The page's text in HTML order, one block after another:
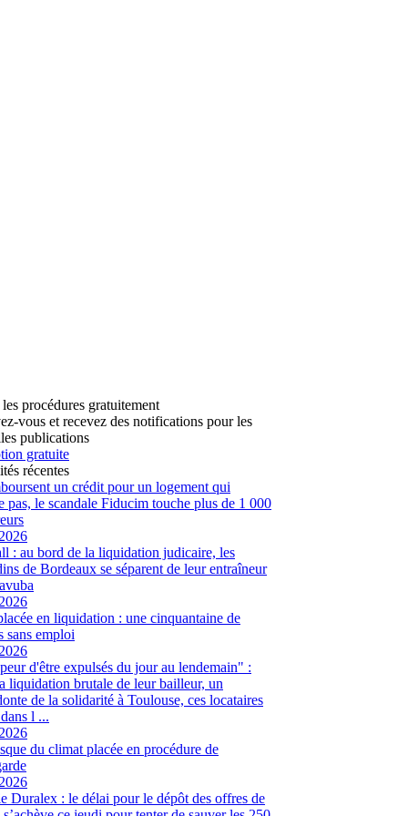
procédures gratuitement
vous et recevez des notifications pour les
publications
gratuite
récentes
un crédit pour un logement qui
pas, le scandale Fiducim touche plus de 1 000
: au bord de la liquidation judicaire, les
de Bordeaux se séparent de leur entraîneur
en liquidation : une cinquantaine de
sans emploi
d'être expulsés du jour au lendemain" :
liquidation brutale de leur bailleur, un
de la solidarité à Toulouse, ces locataires
l ...
du climat placée en procédure de
Duralex : le délai pour le dépôt des offres de